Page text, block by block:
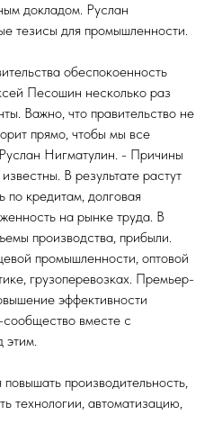
докладом. Руслан
тезисы для промышленности.
обеспокоенность
Песошин несколько раз
Важно, что правительство не
прямо, чтобы мы все
Нигматулин. - Причины
В результате растут
по кредитам, долговая
на рынке труда. В
производства, прибыли.
промышленности, оптовой
грузоперевозках. Премьер-
эффективности
вместе с
этим.
производительность,
технологии, автоматизацию,